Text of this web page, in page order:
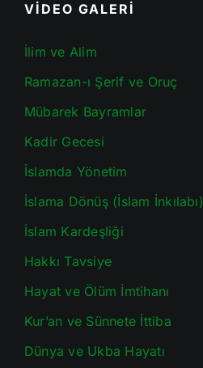
VİDEO GALERİ
İlim ve Alim
Ramazan-ı Şerif ve Oruç
Mübarek Bayramlar
Kadir Gecesi
İslamda Yönetim
İslama Dönüş (İslam İnkılabı)
İslam Kardeşliği
Hakkı Tavsiye
Hayat ve Ölüm İmtihanı
Kur’an ve Sünnete İttiba
Dünya ve Ukba Hayatı